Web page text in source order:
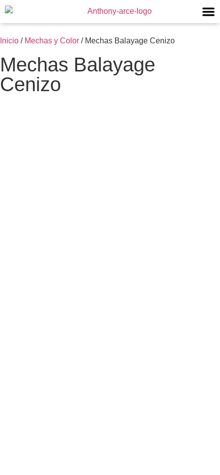
Inicio / Mechas y Color / Mechas Balayage Cenizo
Mechas Balayage
Cenizo